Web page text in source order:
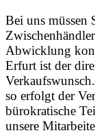
Bei uns müssen
Abwicklung
Erfurt ist der
so erfolgt der
bürokratische
unsere